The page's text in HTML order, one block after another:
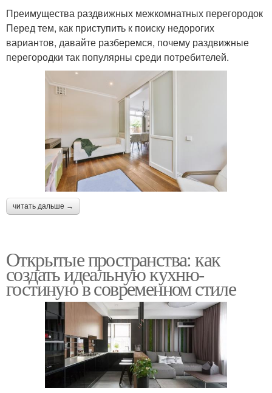
Преимущества раздвижных межкомнатных перегородок
Перед тем, как приступить к поиску недорогих
вариантов, давайте разберемся, почему раздвижные
перегородки так популярны среди потребителей.
читать дальше →
Открытые пространства: как
создать идеальную кухню-
гостиную в современном стиле